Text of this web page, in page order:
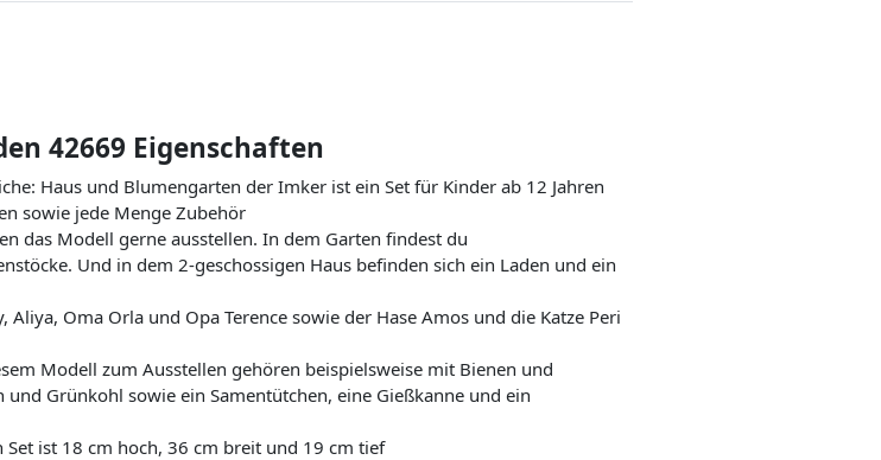
42669 Eigenschaften
Haus und Blumengarten der Imker ist ein Set für Kinder ab 12 Jahren
sowie jede Menge Zubehör
das Modell gerne ausstellen. In dem Garten findest du
Und in dem 2-geschossigen Haus befinden sich ein Laden und ein
Oma Orla und Opa Terence sowie der Hase Amos und die Katze Peri
Modell zum Ausstellen gehören beispielsweise mit Bienen und
Grünkohl sowie ein Samentütchen, eine Gießkanne und ein
ist 18 cm hoch, 36 cm breit und 19 cm tief